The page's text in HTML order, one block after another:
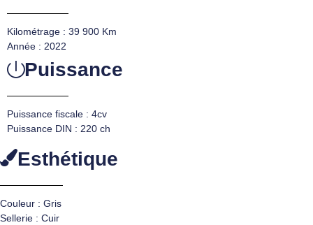
Kilométrage : 39 900 Km
Année : 2022
Puissance
Puissance fiscale : 4cv
Puissance DIN : 220 ch
Esthétique
Couleur : Gris
Sellerie : Cuir